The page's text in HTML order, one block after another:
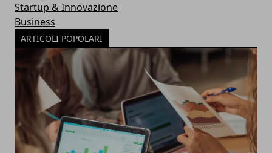
Startup & Innovazione
Business
ARTICOLI POPOLARI